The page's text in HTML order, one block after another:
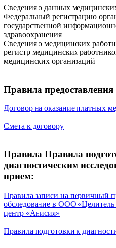
Сведения о данных
Федеральный регистрацию
государственной
здравоохранения
Сведения о медицинских
регистр медицинских
медицинских организаций
Правила
Договор на оказание платных
Смета к договору
Правила Правила
диагностическим
прием:
Правила записи на первичный
обследование в ООО
центр «Анисия»
Правила подготовки к